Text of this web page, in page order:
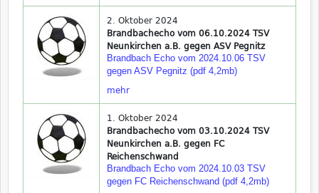
2. Oktober 2024
Brandbachecho vom 06.10.2024 TSV
Neunkirchen a.B. gegen ASV Pegnitz
Brandbach Echo vom 2024.10.06 TSV
gegen ASV Pegnitz (pdf 4,2mb)
mehr
1. Oktober 2024
Brandbachecho vom 03.10.2024 TSV
Neunkirchen a.B. gegen FC
Reichenschwand
Brandbach Echo vom 2024.10.03 TSV
gegen FC Reichenschwand (pdf 4,2mb)